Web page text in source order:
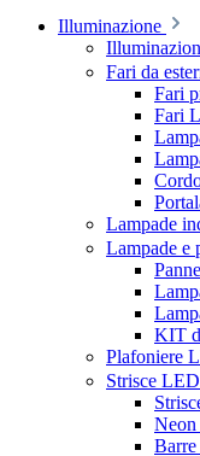
Illuminazione
Fari da
Fari
Fari
Lampade
Lampade e
KIT
Plafoniere
Strisce